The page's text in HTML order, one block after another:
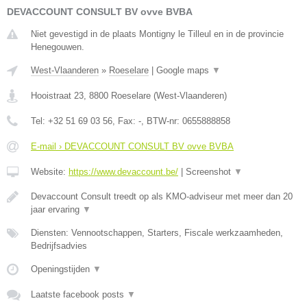
DEVACCOUNT CONSULT BV ovve BVBA
Niet gevestigd in de plaats Montigny le Tilleul en in de provincie
Henegouwen.
West-Vlaanderen » Roeselare Google maps ▼
Hooistraat 23, 8800 Roeselare (West-Vlaanderen)
Tel: +32 51 69 03 56, Fax: -, BTW-nr: 0655888858
E-mail › DEVACCOUNT CONSULT BV ovve BVBA
Website: https://www.devaccount.be/ Screenshot ▼
Devaccount Consult treedt op als KMO-adviseur met meer dan 20
jaar ervaring ▼
Diensten: Vennootschappen, Starters, Fiscale werkzaamheden,
Bedrijfsadvies
Openingstijden ▼
Laatste facebook posts ▼